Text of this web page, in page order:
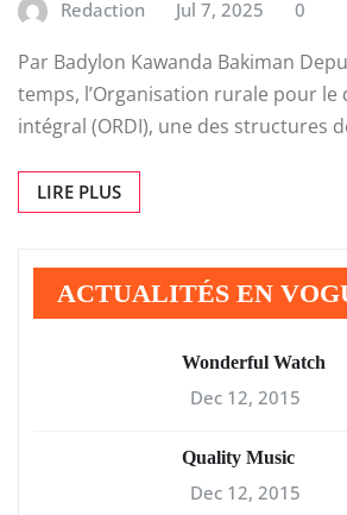
Redaction Jul 7, 2025 0
Par Badylon Kawanda Bakiman
temps, l’Organisation rurale pour
intégral (ORDI), une des structures
LIRE PLUS
ACTUALITÉS EN
Wonderful Watch
Dec 12, 2015
Quality Music
Dec 12, 2015